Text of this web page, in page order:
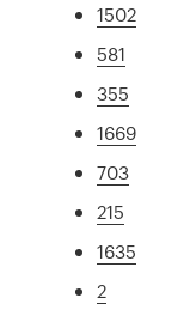
1502
581
355
1669
703
215
1635
2